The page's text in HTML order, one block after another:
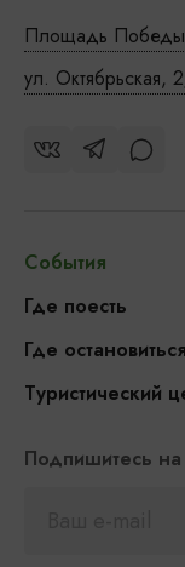
Площадь
ул. Октябрьская,
События
Где поесть
Где остановиться
Туристический
Подпишитесь